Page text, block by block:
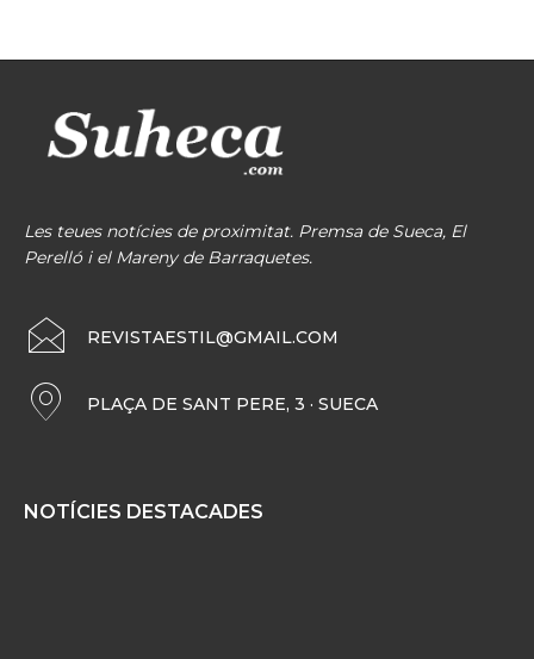
Les teues notícies de proximitat. Premsa de Sueca, El
Perelló i el Mareny de Barraquetes.
REVISTAESTIL@GMAIL.COM
PLAÇA DE SANT PERE, 3 · SUECA
NOTÍCIES DESTACADES